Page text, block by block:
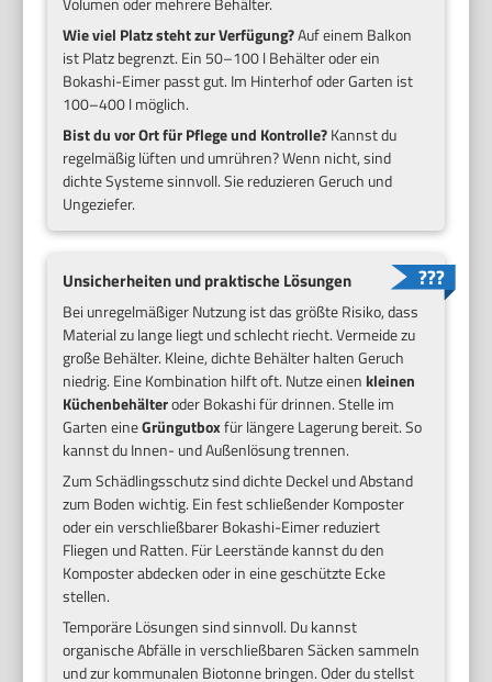
Wie viel Platz steht zur Verfügung?Auf einem Balkon
ist Platz begrenzt. Ein 50–100 l Behälter oder ein
Bokashi-Eimer passt gut. Im Hinterhof oder Garten ist
100–400 l möglich.
Bist du vor Ort für Pflege und Kontrolle?Kannst du
regelmäßig lüften und umrühren? Wenn nicht, sind
dichte Systeme sinnvoll. Sie reduzieren Geruch und
Ungeziefer.
Unsicherheiten und praktische Lösungen
Bei unregelmäßiger Nutzung ist das größte Risiko, dass
Material zu lange liegt und schlecht riecht. Vermeide zu
große Behälter. Kleine, dichte Behälter halten Geruch
niedrig. Eine Kombination hilft oft. Nutze einenkleinen
Küchenbehälteroder Bokashi für drinnen. Stelle im
Garten eineGrüngutboxfür längere Lagerung bereit. So
kannst du Innen- und Außenlösung trennen.
Zum Schädlingsschutz sind dichte Deckel und Abstand
zum Boden wichtig. Ein fest schließender Komposter
oder ein verschließbarer Bokashi-Eimer reduziert
Fliegen und Ratten. Für Leerstände kannst du den
Komposter abdecken oder in eine geschützte Ecke
stellen.
Temporäre Lösungen sind sinnvoll. Du kannst
organische Abfälle in verschließbaren Säcken sammeln
und zur kommunalen Biotonne bringen. Oder du stellst